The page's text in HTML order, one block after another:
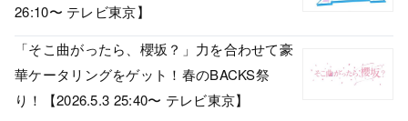
26:10〜 テレビ東京】
「そこ曲がったら、櫻坂？」力を合わせて豪
華ケータリングをゲット！春のBACKS祭
り！【2026.5.3 25:40〜 テレビ東京】